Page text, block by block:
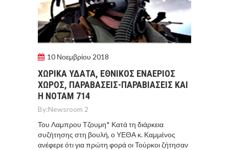
10 Νοεμβρίου 2018
ΧΩΡΙΚΑ ΥΔΑΤΑ, ΕΘΝΙΚΟΣ ΕΝΑΕΡΙΟΣ
ΧΩΡΟΣ, ΠΑΡΑΒΑΣΕΙΣ-ΠΑΡΑΒΙΑΣΕΙΣ ΚΑΙ
Η ΝΟΤΑΜ 714
By:Newsroom 2
Του Λαμπρου Τζουμη* Κατά τη διάρκεια
συζήτησης στη βουλή, ο ΥΕΘΑ κ. Καμμένος
ανέφερε ότι για πρώτη φορά οι Τούρκοι ζήτησαν